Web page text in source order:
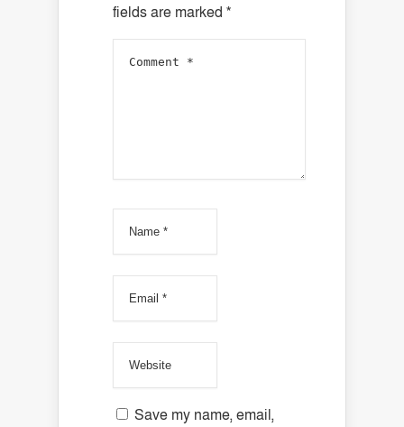
fields are marked *
Save my name, email,